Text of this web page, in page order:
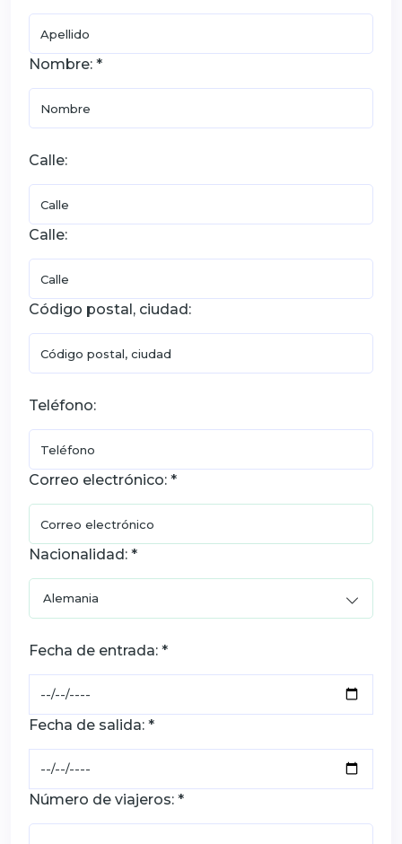
Nombre: *
Calle:
Calle:
Código postal, ciudad:
Teléfono:
Correo electrónico: *
Nacionalidad: *
Fecha de entrada: *
Fecha de salida: *
Número de viajeros: *